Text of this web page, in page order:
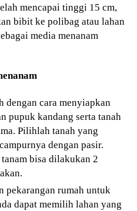
mencapai tinggi 15 cm,
bibit ke polibag atau lahan
media menanam
dengan cara menyiapkan
pupuk kandang serta tanah
Pilihlah tanah yang
dengan pasir.
bisa dilakukan 2
pekarangan rumah untuk
dapat memilih lahan yang